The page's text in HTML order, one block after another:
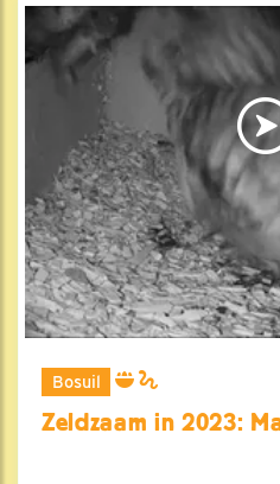
Bosuil
Zeldzaam in 2023: